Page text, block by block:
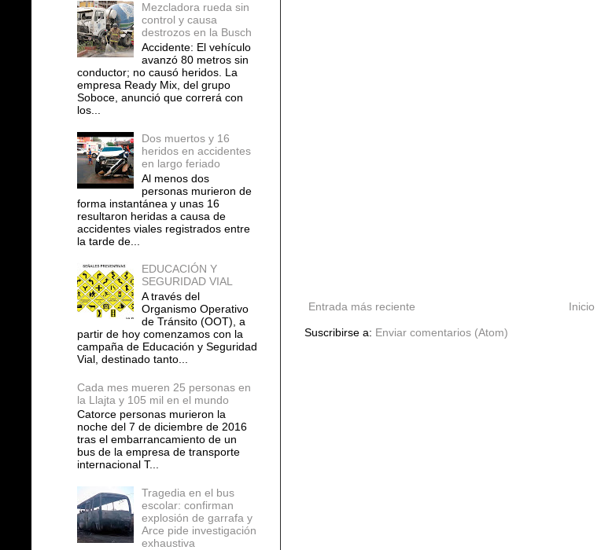
Entrada más reciente Inicio
Suscribirse a: Enviar comentarios (Atom)
Mezcladora rueda sin
control y causa
destrozos en la Busch
Accidente: El vehículo
avanzó 80 metros sin
conductor; no causó heridos. La
empresa Ready Mix, del grupo
Soboce, anunció que correrá con
los...
Dos muertos y 16
heridos en accidentes
en largo feriado
Al menos dos
personas murieron de
forma instantánea y unas 16
resultaron heridas a causa de
accidentes viales registrados entre
la tarde de...
EDUCACIÓN Y
SEGURIDAD VIAL
A través del
Organismo Operativo
de Tránsito (OOT), a
partir de hoy comenzamos con la
campaña de Educación y Seguridad
Vial, destinado tanto...
Cada mes mueren 25 personas en
la Llajta y 105 mil en el mundo
Catorce personas murieron la
noche del 7 de diciembre de 2016
tras el embarrancamiento de un
bus de la empresa de transporte
internacional T...
Tragedia en el bus
escolar: confirman
explosión de garrafa y
Arce pide investigación
exhaustiva